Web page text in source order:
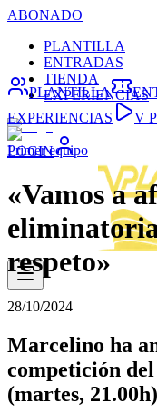
ABONADO
PLANTILLA
ENTRADAS
TIENDA
EXPERIENCIAS
LOGIN
PLANTILLA
EXPERIENCIAS
V
Primer equipo
«Vamos a
respeto»
28/10/2024
Marcelino ha
competición
(martes, 21.00h)